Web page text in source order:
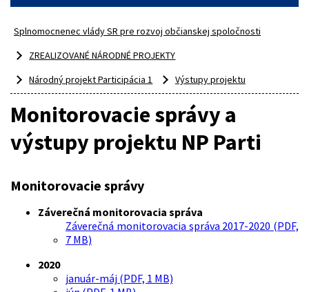
Splnomocnenec vlády SR pre rozvoj občianskej spoločnosti
ZREALIZOVANÉ NÁRODNÉ PROJEKTY
Národný projekt Participácia 1
Výstupy projektu
Monitorovacie správy a
výstupy projektu NP Parti
Monitorovacie správy
Záverečná monitorovacia správa
Záverečná monitorovacia správa 2017-2020 (PDF,
7 MB)
2020
január-máj (PDF, 1 MB)